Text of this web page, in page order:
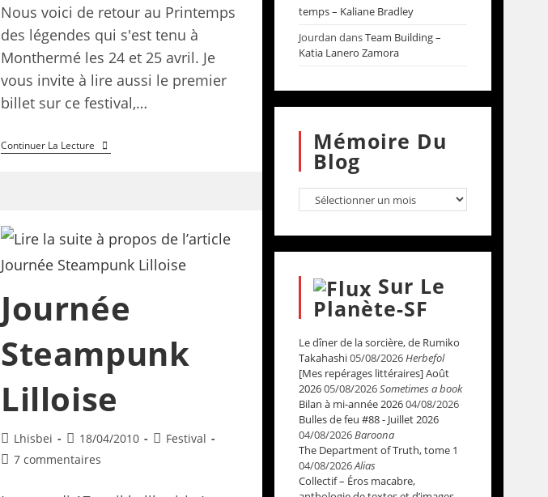
Nous voici de retour au Printemps
des légendes qui s'est tenu à
Monthermé les 24 et 25 avril. Je
vous invite à lire aussi le premier
billet sur ce festival,…
Continuer La Lecture
Journée
Steampunk
Lilloise
Lhisbei 18/04/2010
Festival
7 commentaires
temps – Kaliane Bradley
Jourdan dansTeam Building –
Katia Lanero Zamora
Mémoire Du
Blog
Sur Le
Planète-SF
Le dîner de la sorcière, de Rumiko
Takahashi05/08/2026Herbefol
[Mes repérages littéraires] Août
202605/08/2026Sometimes a book
Bilan à mi-année 202604/08/2026
Bulles de feu #88 - Juillet 2026
04/08/2026Baroona
The Department of Truth, tome 1
04/08/2026Alias
Collectif – Éros macabre,